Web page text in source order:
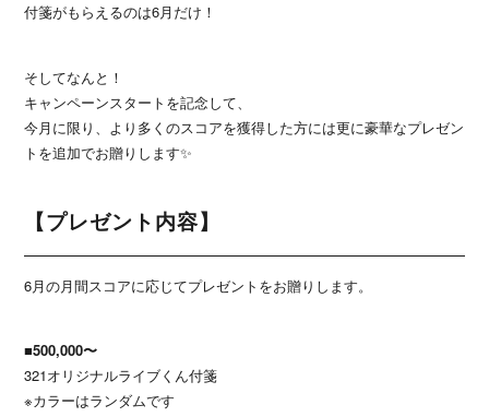
付箋がもらえるのは6月だけ！
そしてなんと！
キャンペーンスタートを記念して、
今月に限り、より多くのスコアを獲得した方には更に豪華なプレゼン
トを追加でお贈りします✨
【プレゼント内容】
6月の月間スコアに応じてプレゼントをお贈りします。
■500,000〜
321オリジナルライブくん付箋
※カラーはランダムです